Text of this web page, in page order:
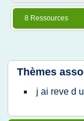
8 Ressources
Thèmes
j ai reve d